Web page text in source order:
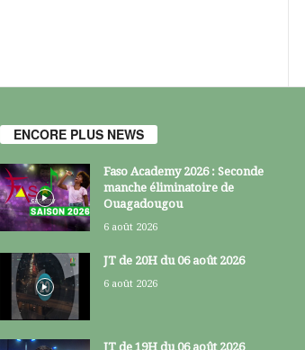
ENCORE PLUS NEWS
Faso Academy 2026 : Seconde
manche éliminatoire de
Ouagadougou
6 août 2026
JT de 20H du 06 août 2026
6 août 2026
JT de 19H du 06 août 2026